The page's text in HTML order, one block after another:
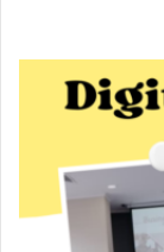
Juillet